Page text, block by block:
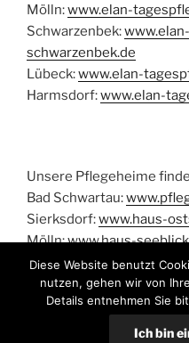
Mölln:www.elan-
Schwarzenbek:
schwarzenbek.de
Lübeck:www.elan-
Harmsdorf:www.elan-
Unsere Pflegeheime
Bad Schwartau:
Sierksdorf:www.haus-
Mölln:www.haus-
Diese Website benutzt
nutzen, gehen wir von
Details entnehmen Sie
Ich bin